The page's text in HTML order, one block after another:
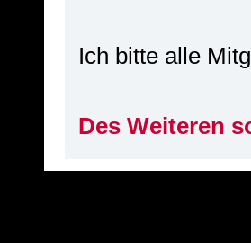
Ich bitte alle
Des Weiteren